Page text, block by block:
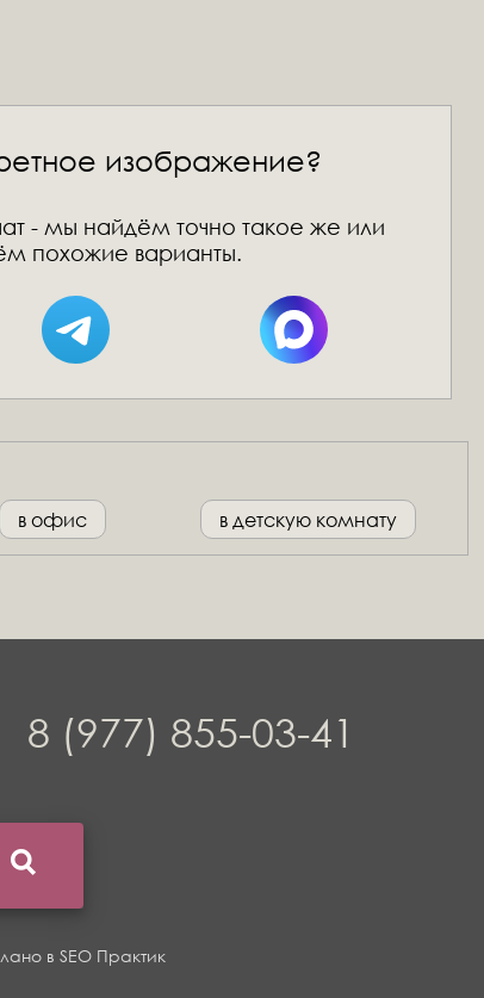
изображение?
- мы найдём точно такое же или
похожие варианты.
в офис в детскую комнату
8 (977) 855-03-41
в SEO Практик